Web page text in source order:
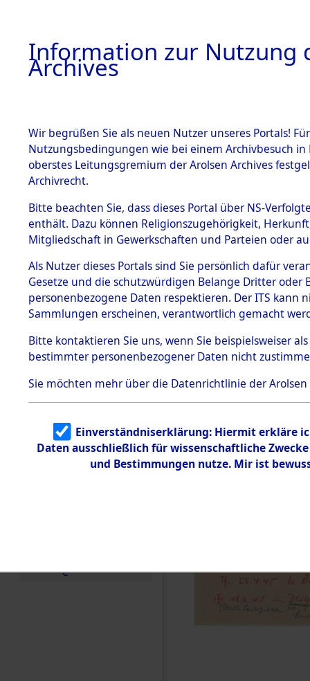
BESTÄNDE
1.
mente
5. Verschiedenes
5.3
Todesmärsche
5.3.1 Alliierte
Erhebungen
zu
Todesmärsch
en
5.3.2
Identifizierun
g
5.3.3
Todesmärsch
e
Dead -
Branch -
0053
Information zur Nutzung
Archives
Wir begrüßen Sie als neuen Nutzer unseres Portals!
Nutzungsbedingungen wie bei einem Archivbesuch
oberstes Leitungsgremium der Arolsen Archives
Archivrecht.
Bitte beachten Sie, dass dieses Portal über NS-
enthält. Dazu können Religionszugehörigkeit,
Mitgliedschaft in Gewerkschaften und Parteien oder
Als Nutzer dieses Portals sind Sie persönlich dafür
Gesetze und die schutzwürdigen Belange Dritter
personenbezogene Daten respektieren. Der ITS
Sammlungen erscheinen, verantwortlich gemacht
Bitte kontaktieren Sie uns, wenn Sie beispielsweiser
bestimmter personenbezogener Daten nicht
Sie möchten mehr über die Datenrichtlinie der Arolsen
Einverständniserklärung: Hiermit erkläre
Daten ausschließlich für wissenschaftliche
und Bestimmungen nutze. Mir ist